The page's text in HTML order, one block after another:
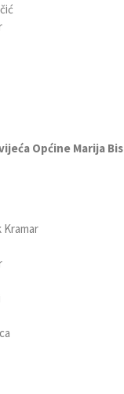
Općine Marija
Kramar